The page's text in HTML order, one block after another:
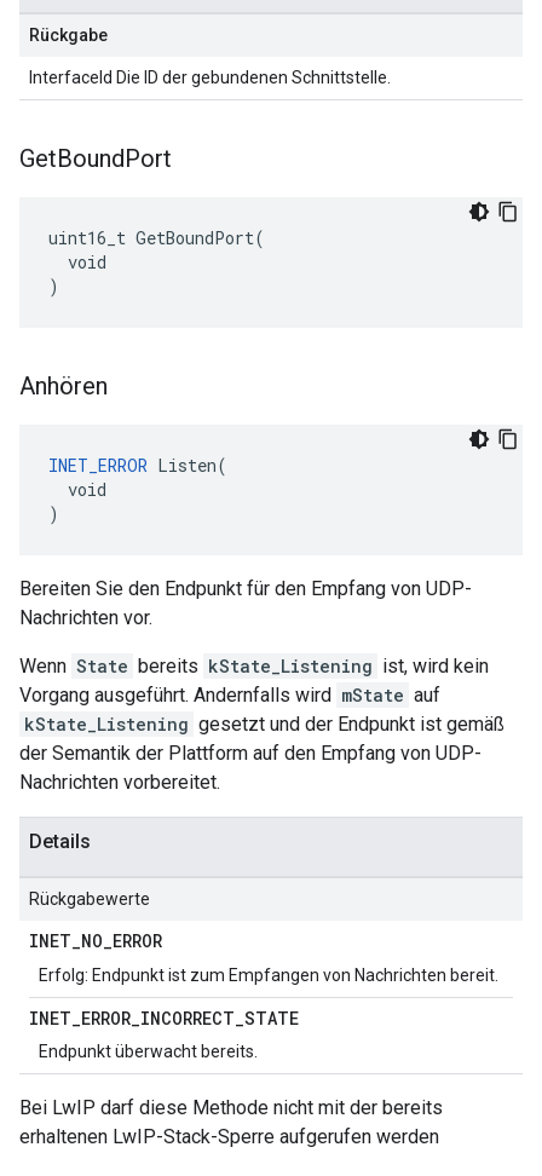
Rückgabe
InterfaceId Die ID der gebundenen Schnittstelle.
GetBoundPort
uint16_t GetBoundPort(
  void
)
Anhören
INET_ERROR Listen(
  void
)
Bereiten Sie den Endpunkt für den Empfang von UDP-
Nachrichten vor.
Wenn State bereits kState_Listening ist, wird kein
Vorgang ausgeführt. Andernfalls wird mState auf
kState_Listening gesetzt und der Endpunkt ist gemäß
der Semantik der Plattform auf den Empfang von UDP-
Nachrichten vorbereitet.
Details
Rückgabewerte
INET_NO_ERROR
Erfolg: Endpunkt ist zum Empfangen von Nachrichten bereit.
INET_ERROR_INCORRECT_STATE
Endpunkt überwacht bereits.
Bei LwIP darf diese Methode nicht mit der bereits
erhaltenen LwIP-Stack-Sperre aufgerufen werden